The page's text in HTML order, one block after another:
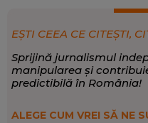
EȘTI CEEA CE CITEȘTI,
Sprijină jurnalismul
manipularea și
predictibilă în România!
ALEGE CUM VREI SĂ NE